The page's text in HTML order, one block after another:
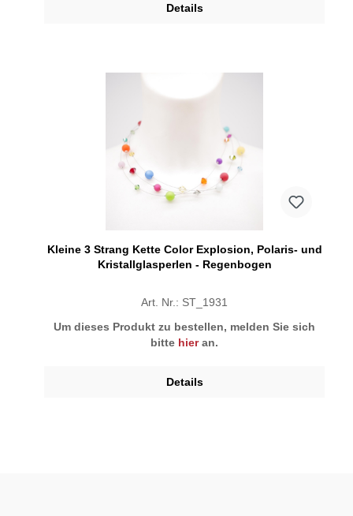
Details
Kleine 3 Strang Kette Color Explosion, Polaris- und
Kristallglasperlen - Regenbogen
Art. Nr.: ST_1931
Um dieses Produkt zu bestellen, melden Sie sich
bitte hieran.
Details